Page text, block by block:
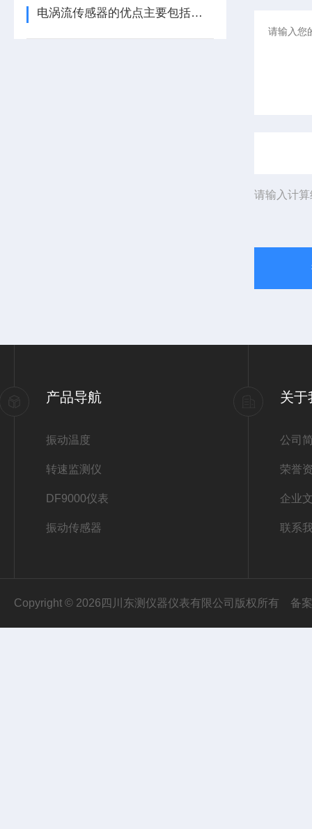
电涡流传感器的优点主要包括哪几点？
请输入计
产品导航
振动温度
转速监测仪
DF9000仪表
振动传感器
关于
公司
荣誉
企业
联系
Copyright © 2026四川东测仪器仪表有限公司版权所有 备